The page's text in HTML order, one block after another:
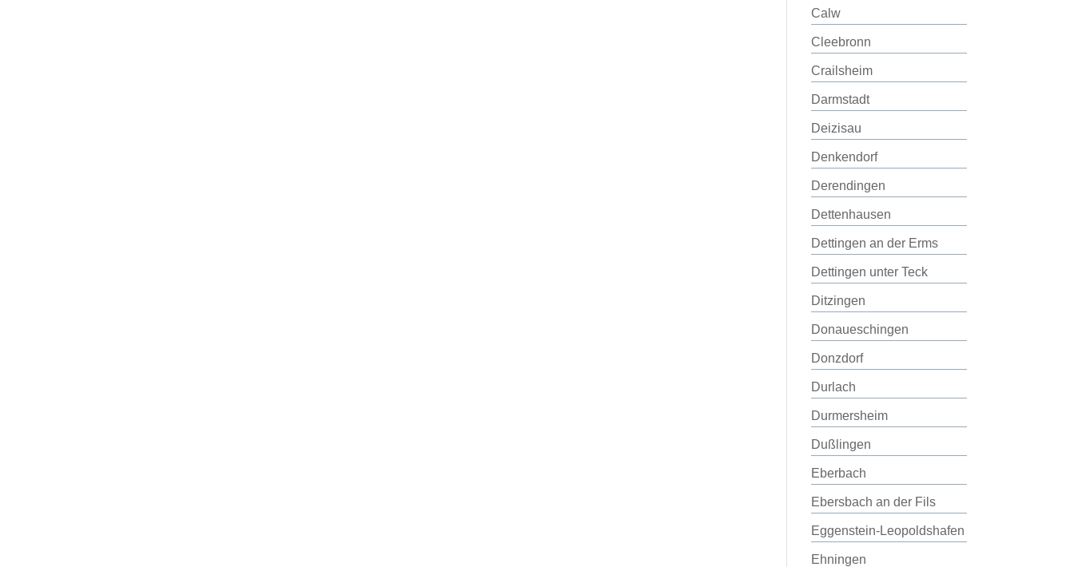
Calw
Cleebronn
Crailsheim
Darmstadt
Deizisau
Denkendorf
Derendingen
Dettenhausen
Dettingen an der Erms
Dettingen unter Teck
Ditzingen
Donaueschingen
Donzdorf
Durlach
Durmersheim
Dußlingen
Eberbach
Ebersbach an der Fils
Eggenstein-Leopoldshafen
Ehningen